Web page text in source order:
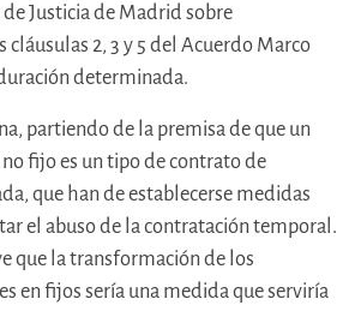
Justicia de Madrid sobre
cláusulas 2, 3 y 5 del Acuerdo Marco
determinada.
partiendo de la premisa de que un
fijo es un tipo de contrato de
que han de establecerse medidas
el abuso de la contratación temporal.
que la transformación de los
en fijos sería una medida que serviría